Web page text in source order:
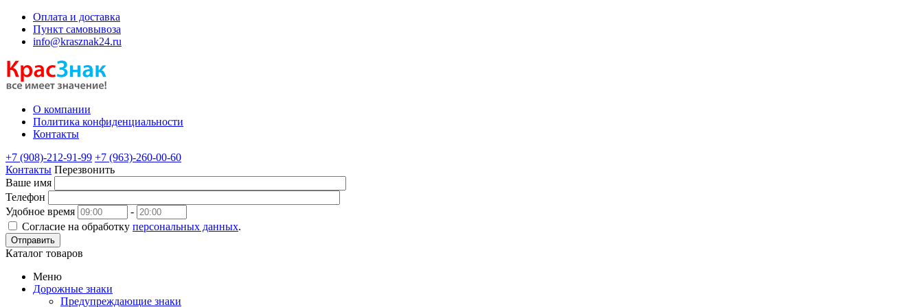
Оплата и доставка
Пункт самовывоза
info@krasznak24.ru
О компании
Политика конфиденциальности
Контакты
+7 (908)-212-91-99 +7 (963)-260-00-60
Контакты Перезвонить
Ваше имя
Телефон
Удобное время
-
Согласие на обработку персональных данных.
Отправить
Каталог товаров
Меню
Дорожные знаки
Предупреждающие знаки